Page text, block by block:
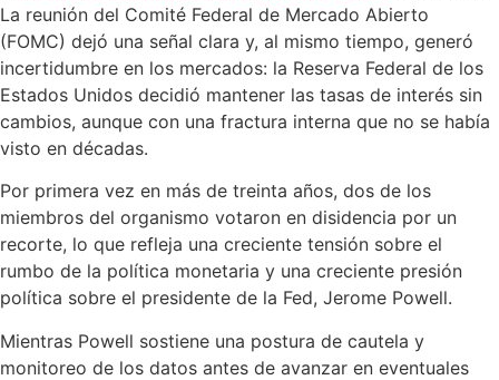
La reunión del Comité Federal de Mercado Abierto
(FOMC) dejó una señal clara y, al mismo tiempo, generó
incertidumbre en los mercados: la Reserva Federal de los
Estados Unidos decidió mantener las tasas de interés sin
cambios, aunque con una fractura interna que no se había
visto en décadas.
Por primera vez en más de treinta años, dos de los
miembros del organismo votaron en disidencia por un
recorte, lo que refleja una creciente tensión sobre el
rumbo de la política monetaria y una creciente presión
política sobre el presidente de la Fed, Jerome Powell.
Mientras Powell sostiene una postura de cautela y
monitoreo de los datos antes de avanzar en eventuales